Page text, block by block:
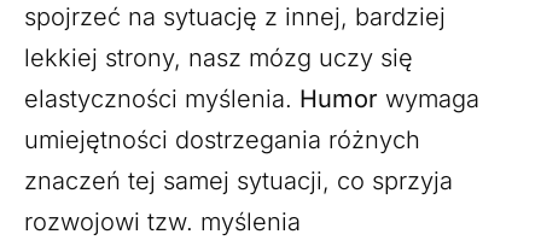
spojrzeć na sytuację z innej, bardziej
lekkiej strony, nasz mózg uczy się
elastyczności myślenia. Humor wymaga
umiejętności dostrzegania różnych
znaczeń tej samej sytuacji, co sprzyja
rozwojowi tzw. myślenia